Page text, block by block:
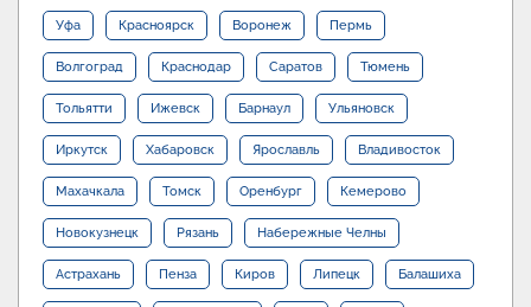
Уфа Красноярск Воронеж Пермь
Волгоград Краснодар Саратов Тюмень
Тольятти Ижевск Барнаул Ульяновск
Иркутск Хабаровск Ярославль Владивосток
Махачкала Томск Оренбург Кемерово
Новокузнецк Рязань Набережные Челны
Астрахань Пенза Киров Липецк Балашиха